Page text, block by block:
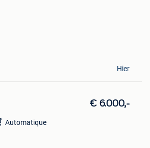
Hier
€ 6.000,-
Automatique